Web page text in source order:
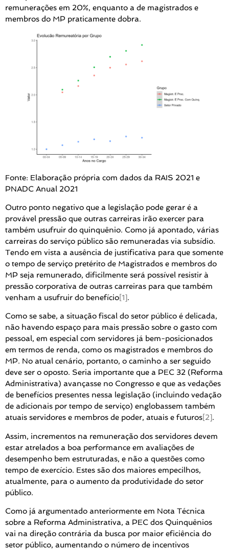
remunerações em 20%, enquanto a de magistrados e
membros do MP praticamente dobra.
Fonte: Elaboração própria com dados da RAIS 2021 e
PNADC Anual 2021
Outro ponto negativo que a legislação pode gerar é a
provável pressão que outras carreiras irão exercer para
também usufruir do quinquênio. Como já apontado, várias
carreiras do serviço público são remuneradas via subsídio.
Tendo em vista a ausência de justificativa para que somente
o tempo de serviço pretérito de Magistrados e membros do
MP seja remunerado, dificilmente será possível resistir à
pressão corporativa de outras carreiras para que também
venham a usufruir do benefício[1].
Como se sabe, a situação fiscal do setor público é delicada,
não havendo espaço para mais pressão sobre o gasto com
pessoal, em especial com servidores já bem-posicionados
em termos de renda, como os magistrados e membros do
MP. No atual cenário, portanto, o caminho a ser seguido
deve ser o oposto. Seria importante que a PEC 32 (Reforma
Administrativa) avançasse no Congresso e que as vedações
de benefícios presentes nessa legislação (incluindo vedação
de adicionais por tempo de serviço) englobassem também
atuais servidores e membros de poder, atuais e futuros [2].
Assim, incrementos na remuneração dos servidores devem
estar atrelados a boa performance em avaliações de
desempenho bem estruturadas, e não a questões como
tempo de exercício. Estes são dos maiores empecilhos,
atualmente, para o aumento da produtividade do setor
público.
Como já argumentado anteriormente em Nota Técnica
sobre a Reforma Administrativa, a PEC dos Quinquênios
vai na direção contrária da busca por maior eficiência do
setor público, aumentando o número de incentivos